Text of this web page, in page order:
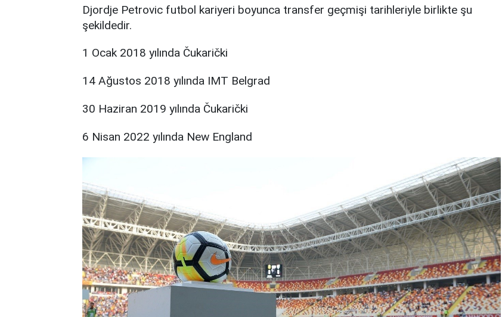
Djordje Petrovic futbol kariyeri boyunca transfer geçmişi tarihleriyle birlikte şu
şekildedir.
1 Ocak 2018 yılında Čukarički
14 Ağustos 2018 yılında IMT Belgrad
30 Haziran 2019 yılında Čukarički
6 Nisan 2022 yılında New England